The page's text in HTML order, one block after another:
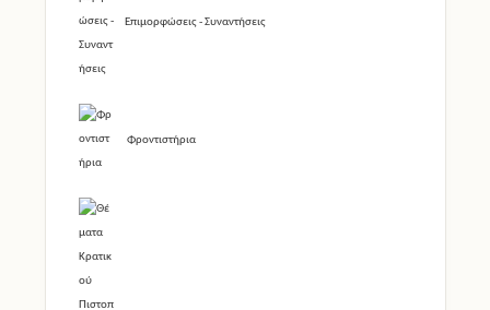
Επιμορφώσεις - Συναντήσεις
Φροντιστήρια